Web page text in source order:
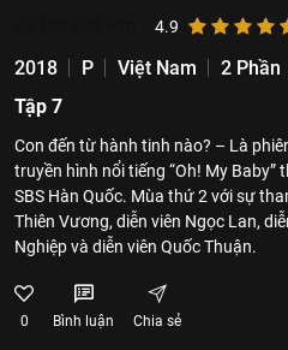
4.9
2018 P Việt Nam 2 Phần
Tập 7
Con đến từ hành tinh nào? – Là
truyền hình nổi tiếng “Oh! My
SBS Hàn Quốc. Mùa thứ 2 với sự
Thiên Vương, diễn viên Ngọc Lan,
Nghiệp và diễn viên Quốc Thuận.
0 Bình luận Chia sẻ